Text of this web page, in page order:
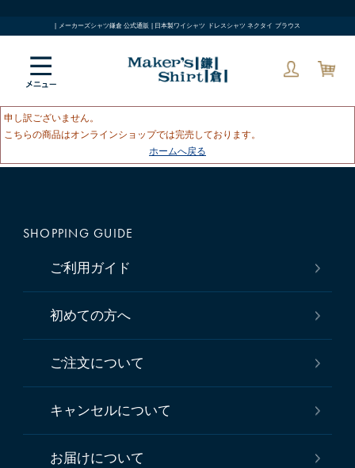
| メーカーズシャツ鎌倉 公式通販 | 日本製ワイシャツ ドレスシャツ ネクタイ ブラウス
申し訳ございません。
こちらの商品はオンラインショップでは完売しております。
ホームへ戻る
SHOPPING GUIDE
ご利用ガイド
初めての方へ
ご注文について
キャンセルについて
お届けについて